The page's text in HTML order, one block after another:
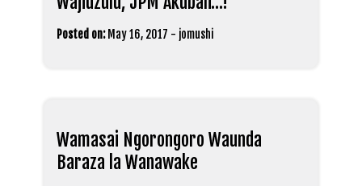
Posted on: May 16, 2017 - jomushi
Wamasai Ngorongoro Waunda
Baraza la Wanawake